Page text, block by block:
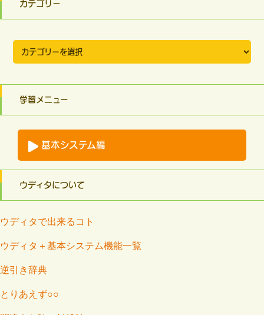
カテゴリー
学習メニュー
基本システム編
ウディタについて
ウディタで出来るコト
ウディタ＋基本システム機能一覧
逆引き辞典
とりあえず○○